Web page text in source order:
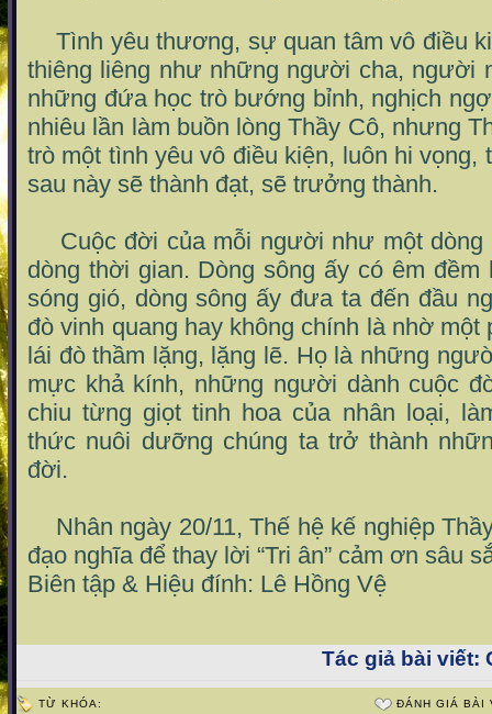
Tình yêu thương, sự quan tâm vô điều
thiêng liêng như những người cha, người
những đứa học trò bướng bỉnh, nghịch
nhiêu lần làm buồn lòng Thầy Cô, nhưng
trò một tình yêu vô điều kiện, luôn hi vọng,
sau này sẽ thành đạt, sẽ trưởng thành.
Cuộc đời của mỗi người như một dòng
dòng thời gian. Dòng sông ấy có êm đềm
sóng gió, dòng sông ấy đưa ta đến đầu
đò vinh quang hay không chính là nhờ
lái đò thầm lặng, lặng lẽ. Họ là những
mực khả kính, những người dành cuộc
chiu từng giọt tinh hoa của nhân loại,
thức nuôi dưỡng chúng ta trở thành
đời.
Nhân ngày 20/11, Thế hệ kế nghiệp
đạo nghĩa để thay lời “Tri ân” cảm ơn sâu
Biên tập & Hiệu đính: Lê Hồng Vệ
Tác giả bài viết:
TỪ KHÓA: ĐÁNH GIÁ BÀI